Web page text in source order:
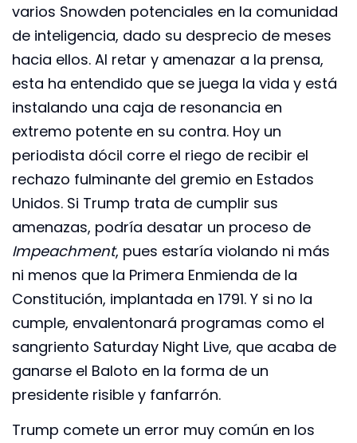
varios Snowden potenciales en la comunidad
de inteligencia, dado su desprecio de meses
hacia ellos. Al retar y amenazar a la prensa,
esta ha entendido que se juega la vida y está
instalando una caja de resonancia en
extremo potente en su contra. Hoy un
periodista dócil corre el riego de recibir el
rechazo fulminante del gremio en Estados
Unidos. Si Trump trata de cumplir sus
amenazas, podría desatar un proceso de
Impeachment, pues estaría violando ni más
ni menos que la Primera Enmienda de la
Constitución, implantada en 1791. Y si no la
cumple, envalentonará programas como el
sangriento Saturday Night Live, que acaba de
ganarse el Baloto en la forma de un
presidente risible y fanfarrón.
Trump comete un error muy común en los